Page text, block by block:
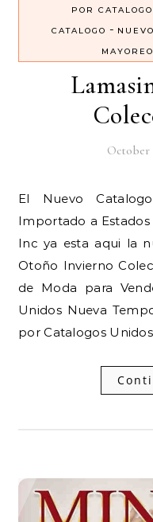
POR CATALOGO
CATALOGO -
MAYOREO
October
El Nuevo Catalogo de Adriana by Lamasini
Importado a
Inc ya esta aqui la
Otoño Invierno
de Moda para
Unidos Nueva
por Catalogos